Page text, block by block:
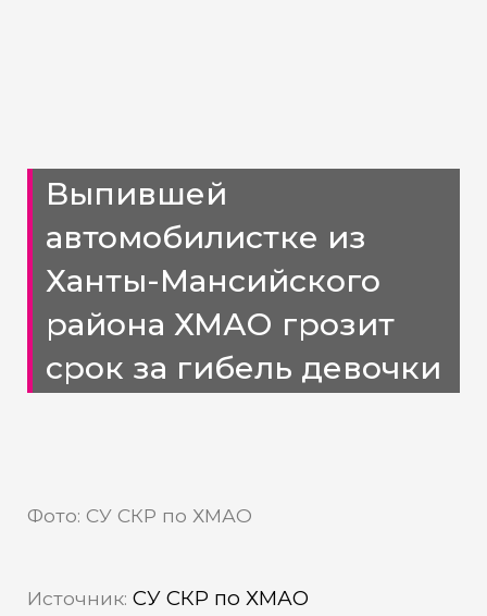
Выпившей
автомобилистке из
Ханты-Мансийского
района ХМАО грозит
срок за гибель девочки
Фото: СУ СКР по ХМАО
Источник: СУ СКР по ХМАО